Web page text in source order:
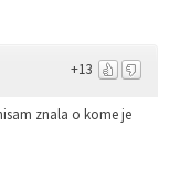
+13
znala o kome je